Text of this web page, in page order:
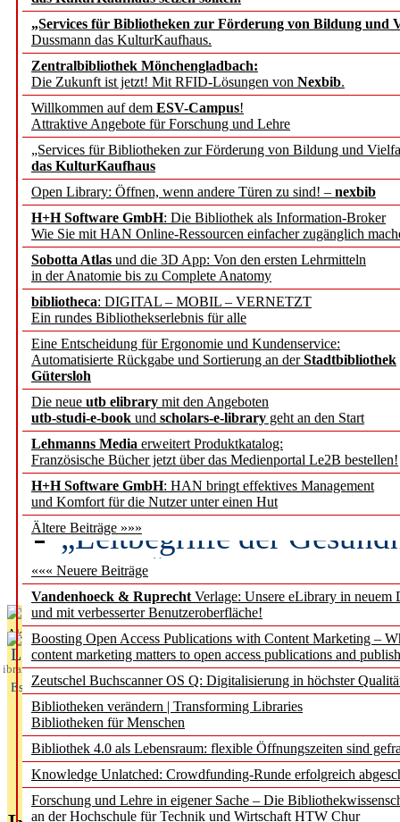
„Services für Bibliotheken zur Förderung von Bildung und
Dussmann das KulturKaufhaus.
Zentralbibliothek Mönchengladbach:
Die Zukunft ist jetzt! Mit RFID-Lösungen von Nexbib.
Willkommen auf dem ESV-Campus!
Attraktive Angebote für Forschung und Lehre
„Services für Bibliotheken zur Förderung von Bildung und
das KulturKaufhaus
Open Library: Öffnen, wenn andere Türen zu sind! – nexbib
H+H Software GmbH: Die Bibliothek als Information-Broker
Wie Sie mit HAN Online-Ressourcen einfacher zugänglich
Sobotta Atlas und die 3D App: Von den ersten Lehrmitteln
in der Anatomie bis zu Complete Anatomy
bibliotheca: DIGITAL – MOBIL – VERNETZT
Ein rundes Bibliothekserlebnis für alle
Eine Entscheidung für Ergonomie und Kundenservice:
Automatisierte Rückgabe und Sortierung an derStadtbibliothek
Gütersloh
Die neue utb elibrary mit den Angeboten
utb-studi-e-book und scholars-e-library geht an den Start
Lehmanns Media erweitert Produktkatalog:
Französische Bücher jetzt über das Medienportal Le2B bestellen!
H+H Software GmbH: HAN bringt effektives Management
und Komfort für die Nutzer unter einen Hut
Ältere Beiträge »»»
««« Neuere Beiträge
Vandenhoeck & Ruprecht Verlage: Unsere eLibrary in neuem
und mit verbesserter Benutzeroberfläche!
Boosting Open Access Publications with Content Marketing –
content marketing matters to open access publications and
Zeutschel Buchscanner OS Q: Digitalisierung in höchster
Bibliotheken verändern | Transforming Libraries
Bibliotheken für Menschen
Bibliothek 4.0 als Lebensraum: flexible Öffnungszeiten sind
Knowledge Unlatched: Crowdfunding-Runde erfolgreich
Forschung und Lehre in eigener Sache – Die
an der Hochschule für Technik und Wirtschaft HTW Chur
Segment Research –
angepasst
konstruktiv!
Mohr Siebeck
und die Zeitschrift für
Francke Attempto
EBSCO Information
Recherchefunktionen in
Sorbisches Institut neu
Geschichte und
Künstliche Intelligenz
besser zu verstehen
„Leitbegriffe der
des BIÖG erscheinen
Aktuelles aus
L
ibrary
Essentials